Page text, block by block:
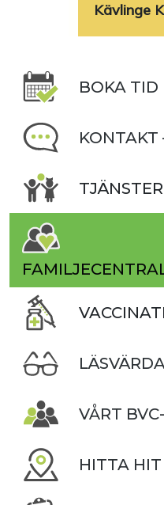
Kävlinge
BOKA TID
KONTAKT
TJÄNSTER
VÅRT
HITTA HIT